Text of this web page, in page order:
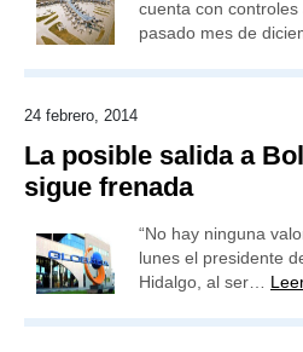
cuenta con
pasado mes de
24 febrero, 2014
La posible salida a
sigue frenada
“No hay ninguna
lunes el presidente
Hidalgo, al ser…